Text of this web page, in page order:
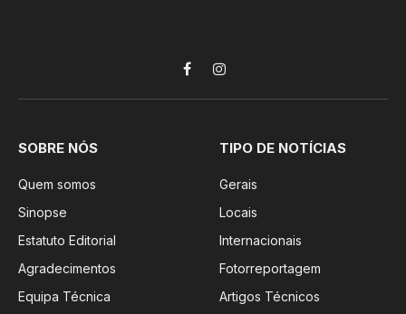
FacebookInstagram
SOBRE NÓS
Quem somos
Sinopse
Estatuto Editorial
Agradecimentos
Equipa Técnica
TIPO DE NOTÍCIAS
Gerais
Locais
Internacionais
Fotorreportagem
Artigos Técnicos